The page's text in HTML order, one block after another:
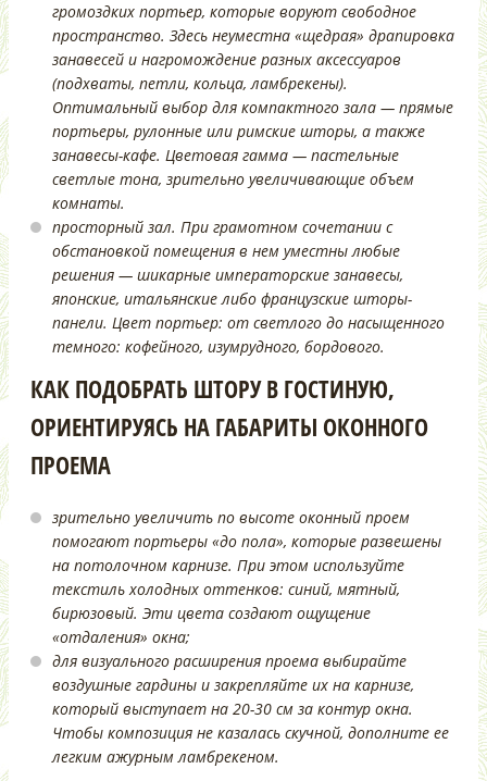
громоздких портьер, которые воруют свободное
пространство. Здесь неуместна «щедрая» драпировка
занавесей и нагромождение разных аксессуаров
(подхваты, петли, кольца, ламбрекены).
Оптимальный выбор для компактного зала — прямые
портьеры, рулонные или римские шторы, а также
занавесы-кафе. Цветовая гамма — пастельные
светлые тона, зрительно увеличивающие объем
комнаты.
просторный зал. При грамотном сочетании с
обстановкой помещения в нем уместны любые
решения — шикарные императорские занавесы,
японские, итальянские либо французские шторы-
панели. Цвет портьер: от светлого до насыщенного
темного: кофейного, изумрудного, бордового.
КАК ПОДОБРАТЬ ШТОРУ В ГОСТИНУЮ,
ОРИЕНТИРУЯСЬ НА ГАБАРИТЫ ОКОННОГО
ПРОЕМА
зрительно увеличить по высоте оконный проем
помогают портьеры «до пола», которые развешены
на потолочном карнизе. При этом используйте
текстиль холодных оттенков: синий, мятный,
бирюзовый. Эти цвета создают ощущение
«отдаления» окна;
для визуального расширения проема выбирайте
воздушные гардины и закрепляйте их на карнизе,
который выступает на 20-30 см за контур окна.
Чтобы композиция не казалась скучной, дополните ее
легким ажурным ламбрекеном.